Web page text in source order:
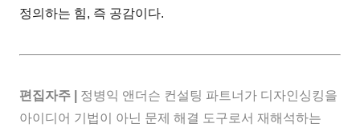
정의하는 힘, 즉 공감이다.
편집자주 |
정병익 앤더슨 컨설팅 파트너가 디자인싱킹을
아이디어 기법이 아닌 문제 해결 도구로서 재해석하는